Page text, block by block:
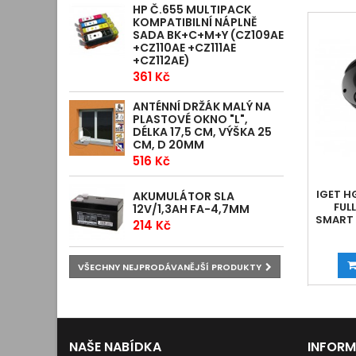
HP Č.655 MULTIPACK
KOMPATIBILNÍ NÁPLNĚ
SADA BK+C+M+Y (CZ109AE
+CZ110AE +CZ111AE
+CZ112AE)
361 Kč
ANTÉNNÍ DRŽÁK MALÝ NA
PLASTOVÉ OKNO "L",
DÉLKA 17,5 CM, VÝŠKA 25
CM, D 20MM
516 Kč
AKUMULÁTOR SLA
12V/1,3AH FA-4,7MM
214 Kč
VŠECHNY NEJPRODÁVANĚJŠÍ PRODUKTY
IGET
NAŠE NABÍDKA